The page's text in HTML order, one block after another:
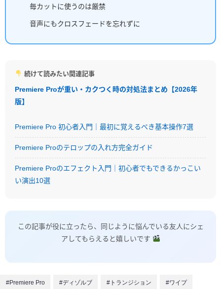
毎カットに使うのは厳禁
音声にもクロスフェードを忘れずに
続けて読みたい関連記事
Premiere Proが重い・カクつく時の対処法まとめ【2026年
版】
Premiere Pro 初心者入門｜最初に覚えるべき基本操作7選
Premiere Proのテロップの入れ方完全ガイド
Premiere Proのエフェクト入門｜初心者でもできるかっこい
い演出10選
この記事が役に立ったら、同じように悩んでいる友人にシェ
アしてもらえると嬉しいです
#Premiere Pro #ディゾルブ #トランジション #ワイプ